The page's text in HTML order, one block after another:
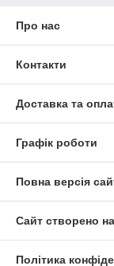
Про нас
Контакти
Доставка та
Графік роботи
Повна версія
Сайт створено
Політика